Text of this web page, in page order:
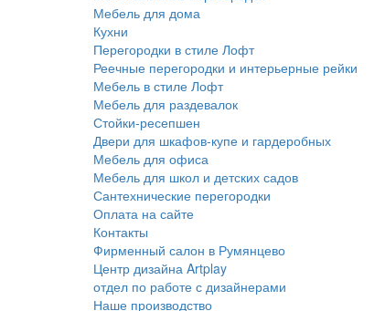
Мебель для дома
Кухни
Перегородки в стиле Лофт
Реечные перегородки и интерьерные рейки
Мебель в стиле Лофт
Мебель для раздевалок
Стойки-ресепшен
Двери для шкафов-купе и гардеробных
Мебель для офиса
Мебель для школ и детских садов
Сантехнические перегородки
Оплата на сайте
Контакты
Фирменный салон в Румянцево
Центр дизайна Artplay
отдел по работе с дизайнерами
Наше производство